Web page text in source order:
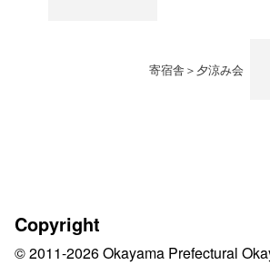
寄宿舎＞夕涼み会
Copyright
© 2011-2026 Okayama Prefectural